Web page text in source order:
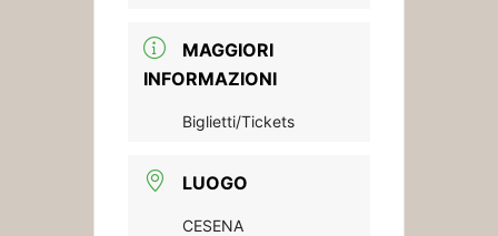
MAGGIORI
INFORMAZIONI
Biglietti/Tickets
LUOGO
CESENA